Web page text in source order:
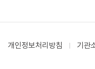
개인정보처리방침 기관